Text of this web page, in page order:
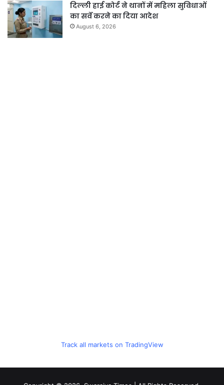
दिल्ली हाई कोर्ट ने थानों में महिला सुविधाओं
का सर्वे करने का दिया आदेश
August 6, 2026
Track all markets on TradingView